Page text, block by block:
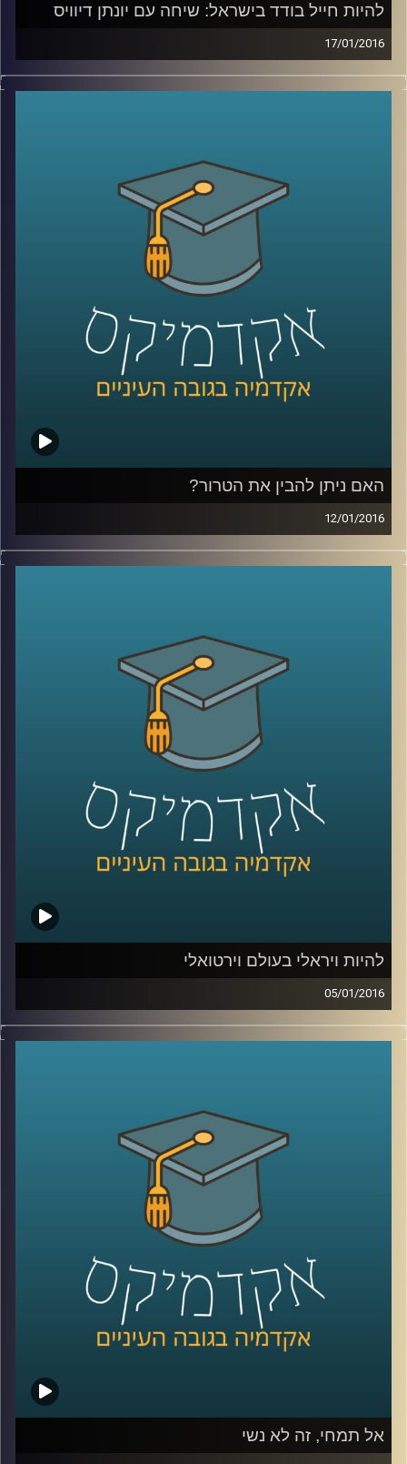
להיות חייל בודד בישראל: שיחה עם יונתן דיוויס
17/01/2016
יונתן דיוויס, סגן הנשיא לקשרי חוץ וראש ביה"ס
ההחלטה לשרת בצה"ל, החוויה כחייל וכסטודנט
בודד, רכישת השפה העברית, והקשר של סיפורו
האישי אל עבודתו בשנים האחרונות במרכז
AudioVersity
האם ניתן להבין את הטרור?
12/01/2016
הטרור מפחיד ומכעיס אותנו, עד כדי כך שאין
הטרור: מה מטרת העל של ארגוני טרור, והאם
הם עוסקים בזה בלבד, או שפעילויותיהם רחבות
הרבה יותר? סביר כי ההבנה של התמונה
המלאה תעזור למדינות ולקבוצות המותקפות
להתמודד עם הטרור וניסיון ההשתלטות של
האיסלאם הקיצוני. פרופסור אסף מוגדם מספר
קצת על ההיסטוריה של הטרור ומעורבותו של
הטרור במלחמות אזרחים והתקוממויות.
קרדיט תמונות:AudioVersity
להיות ויראלי בעולם וירטואלי
05/01/2016
יש לכם את זה מגיל צעיר, אתם מנהלים יופי של
הדיגיטלי לא היה שם כשהתחלתם את הדרך.
עסקים צריכים ללמוד כיצד להיות דיגטליים,
לשחק את המשחק העסקי והרווחי גם בשוק
הוירטואלי. לא די בפתיחת חשבון פייסבוק או
טוויטר ובניית אתר. דוקטור אמיר עציוני על
אסטרטגיות וירטואליות, הצלחות וכישלונות
קרדיט תמונות:AudioVersity
אל תמחי, זה לא נשי